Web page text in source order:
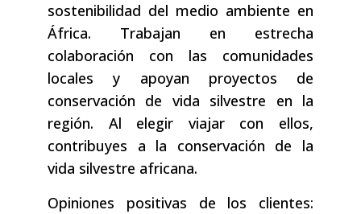
sostenibilidad del medio ambiente en
África. Trabajan en estrecha
colaboración con las comunidades
locales y apoyan proyectos de
conservación de vida silvestre en la
región. Al elegir viajar con ellos,
contribuyes a la conservación de la
vida silvestre africana.
Opiniones positivas de los clientes: